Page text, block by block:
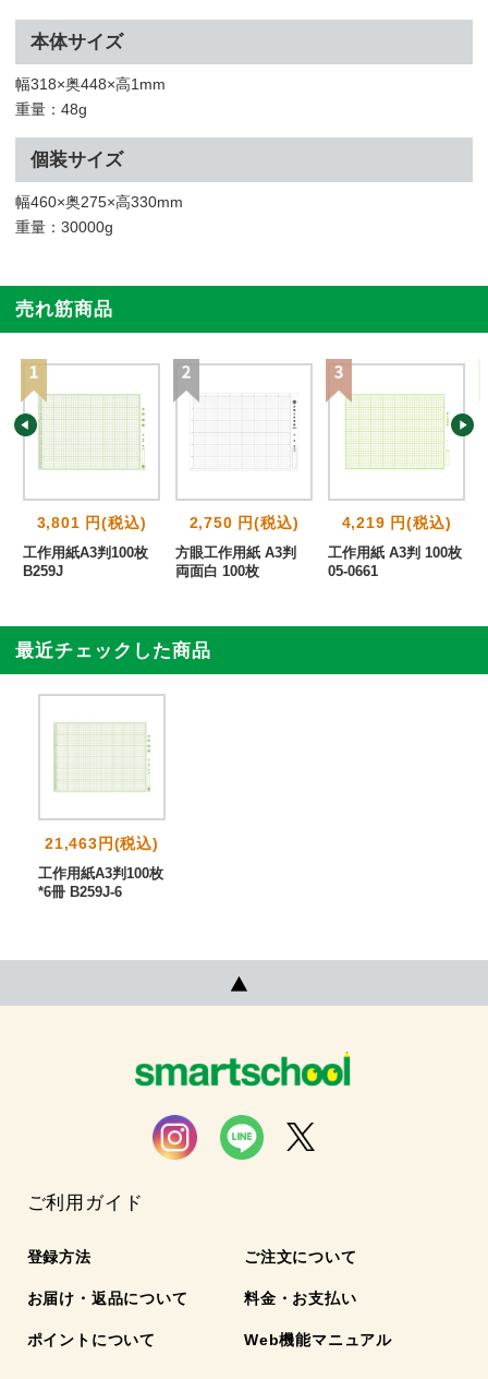
本体サイズ
幅318×奥448×高1mm
重量：48g
個装サイズ
幅460×奥275×高330mm
重量：30000g
売れ筋商品
3,801 円(税込)
工作用紙A3判100枚
B259J
2,750 円(税込)
方眼工作用紙 A3判
両面白 100枚
4,219 円(税込)
工作用紙 A3判 100枚
05-0661
最近チェックした商品
21,463円(税込)
工作用紙A3判100枚
*6冊 B259J-6
ご利用ガイド
登録方法 ご注文について
お届け・返品について 料金・お支払い
ポイントについて Web機能マニュアル